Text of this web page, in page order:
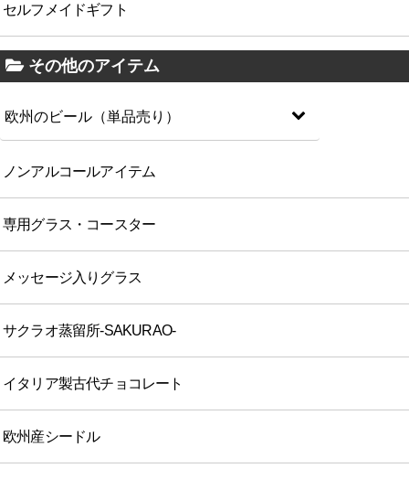
セルフメイドギフト
その他のアイテム
欧州のビール（単品売り）
ノンアルコールアイテム
専用グラス・コースター
メッセージ入りグラス
サクラオ蒸留所-SAKURAO-
イタリア製古代チョコレート
欧州産シードル